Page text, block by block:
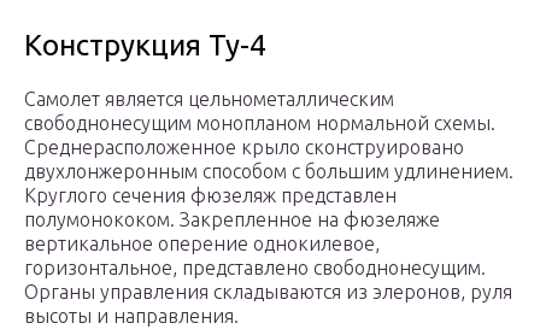
Конструкция Ту-4
Самолет является цельнометаллическим
свободнонесущим монопланом нормальной схемы.
Среднерасположенное крыло сконструировано
двухлонжеронным способом с большим удлинением.
Круглого сечения фюзеляж представлен
полумонококом. Закрепленное на фюзеляже
вертикальное оперение однокилевое,
горизонтальное, представлено свободнонесущим.
Органы управления складываются из элеронов, руля
высоты и направления.